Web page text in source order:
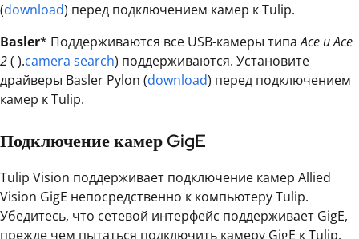
(download) перед подключением камер к Tulip.
Basler* Поддерживаются все USB-камеры типаAce и Ace
2( ).camera search) поддерживаются. Установите
драйверы Basler Pylon (download) перед подключением
камер к Tulip.
Подключение камер GigE
Tulip Vision поддерживает подключение камер Allied
Vision GigE непосредственно к компьютеру Tulip.
Убедитесь, что сетевой интерфейс поддерживает GigE,
прежде чем пытаться подключить камеру GigE к Tulip.